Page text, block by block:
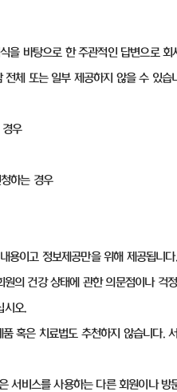
을 바탕으로 한 주관적인 답변으로
체 또는 일부 제공하지 않을 수 있습
우
하는 경우
용이고 정보제공만을 위해 제공됩
의 건강 상태에 관한 의문점이나
시오.
혹은 치료법도 추천하지 않습니다.
서비스를 사용하는 다른 회원이나